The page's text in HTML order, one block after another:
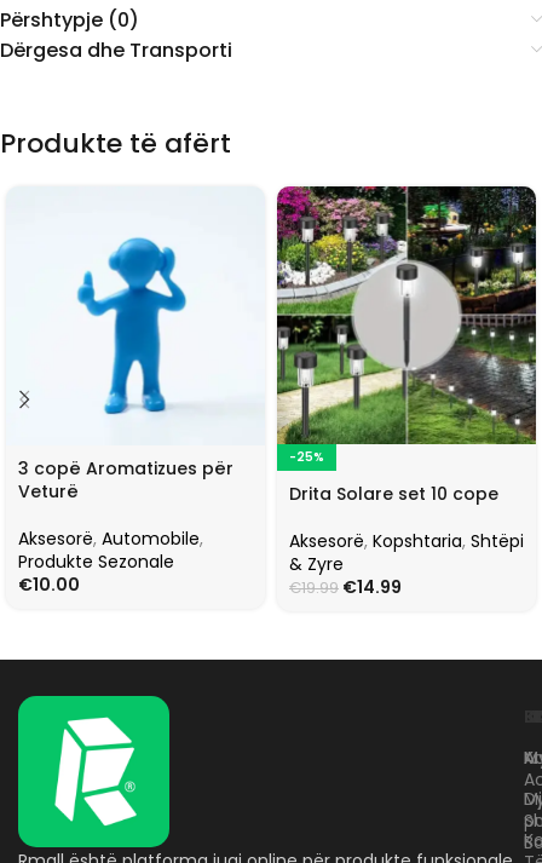
Përshtypje (0)
Dërgesa dhe Transporti
Produkte të afërt
3 copë Aromatizues për
Veturë
Aksesorë, Automobile,
Produkte Sezonale
€10.00
-25%
Drita Solare set 10 cope
Aksesorë, Kopshtaria, Shtëpi
& Zyre
€19.99 €14.99